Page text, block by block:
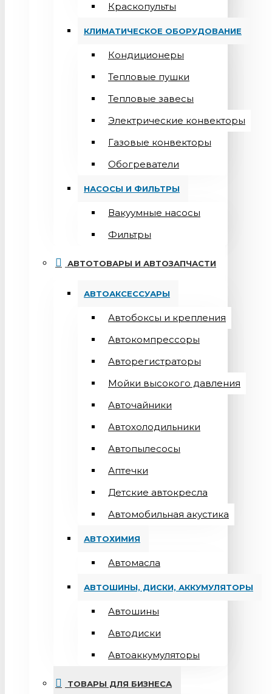
Краскопульты
КЛИМАТИЧЕСКОЕ ОБОРУДОВАНИЕ
Кондиционеры
Teпловые пушки
Тепловые завесы
Электрические конвекторы
Газовые конвекторы
Обогреватели
НАСОСЫ И ФИЛЬТРЫ
Вакуумные насосы
Фильтры
АВТОТОВАРЫ И АВТОЗАПЧАСТИ
АВТОАКСЕССУАРЫ
Автобоксы и крепления
Автокомпрессоры
Авторегистраторы
Мойки высокого давления
Авточайники
Автохолодильники
Автопылесосы
Аптечки
Детские автокресла
Автомобильная акустика
АВТОХИМИЯ
Автомасла
АВТОШИНЫ, ДИСКИ, АККУМУЛЯТОРЫ
Автошины
Автодиски
Автоаккумуляторы
ТОВАРЫ ДЛЯ БИЗНЕСА